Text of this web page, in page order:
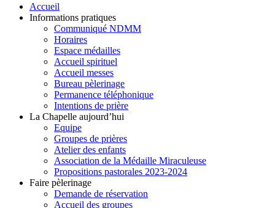
Accueil
Informations pratiques
Communiqué NDMM
Horaires
Espace médailles
Accueil spirituel
Accueil messes
Bureau pèlerinage
Permanence téléphonique
Intentions de prière
La Chapelle aujourd’hui
Equipe
Groupes de prières
Atelier des enfants
Association de la Médaille Miraculeuse
Propositions pastorales 2023-2024
Faire pèlerinage
Demande de réservation
Accueil des groupes